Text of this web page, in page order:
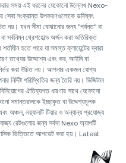
করার সময় এই ধরনের যেকোনো উল্লেখ Nexo-
সংক্রান্ত উপকরণগুলোকে ভবিষ্যৎ
নয়। যখন সীমা বোঝানোর জন্য "পর্যন্ত" বা
সর্বনিম্ন থ্রেশহোল্ড অর্জন করা অতিরিক্ত
হতে পারে যা সমস্ত ক্লায়েন্টের দ্বারা
তথ্যের উদ্দেশ্যে এবং কর, আইনি বা
নির্ভর করা উচিত নয়। আপনার একজন যোগ্য
নির্দিষ্ট পরিস্থিতির জন্য তৈরি নয়। ডিজিটাল
ঐতিহ্যগত ধারণার সাথে যেকোনো
সমান্তরালকে ইচ্ছাকৃত বা উদ্দেশ্যমূলক
অঞ্চল, লয়্যালটি টিয়ার ও অন্যান্য প্রযোজ্য
রেটগুলোর জন্য সর্বদা Nexo অ্যাপটি
ভিত্তিতে আপডেট করা হয়। Latest